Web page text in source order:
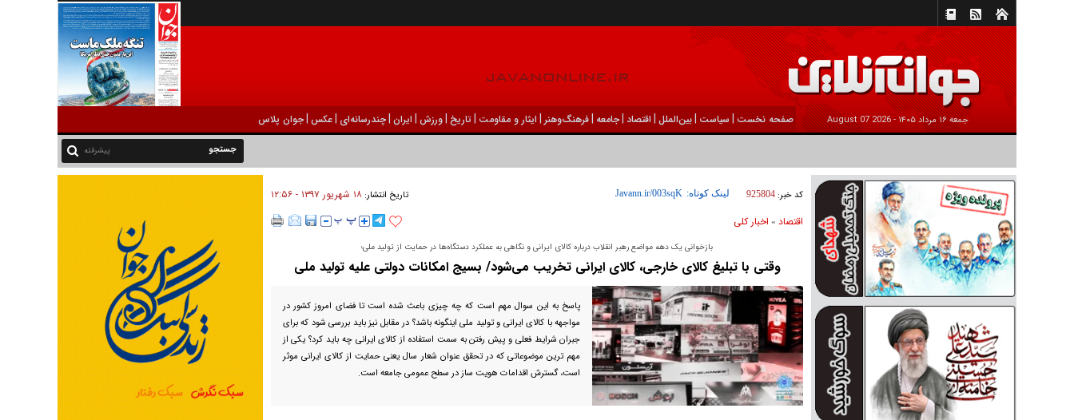
جمعه ۱۶ مرداد ۱۴۰۵ - 2026 August 07 صفحه نخست | سیاست |بين‌الملل | اقتصاد |جامعه |فرهنگ‌و‌هنر | ایثار و مقاومت |تاریخ |ورزش | ايران |چندرسانه‌ای |عکس |جوان پلاس
پیشرفته
کد خبر: 925804 لینک کوتاه: تاریخ انتشار:۱۸ شهريور ۱۳۹۷ - ۱۲:۵۶
اقتصاد» اخبار کلی
بازخوانی یک دهه مواضع رهبر انقلاب درباره کالای ایرانی و نگاهی به عملکرد دستگاه‌ها در حمایت از تولید ملی؛
وقتی با تبلیغ کالای خارجی، کالای ایرانی تخریب می‌شود/ بسیج امکانات دولتی علیه تولید ملی
پاسخ به این سوال مهم است که چه چیزی باعث شده است تا فضای امروز کشور در
مواجهه با کالای ایرانی و تولید ملی اینگونه باشد؟ در مقابل نیز باید بررسی شود که برای
جبران شرایط فعلی و پیش رفتن به سمت استفاده از کالای ایرانی چه باید کرد؟ یکی از
مهم ترین موضوعاتی که در تحقق عنوان شعار سال یعنی حمایت از کالای ایرانی موثر
است، گسترش اقدامات هویت ساز در سطح عمومی جامعه است.